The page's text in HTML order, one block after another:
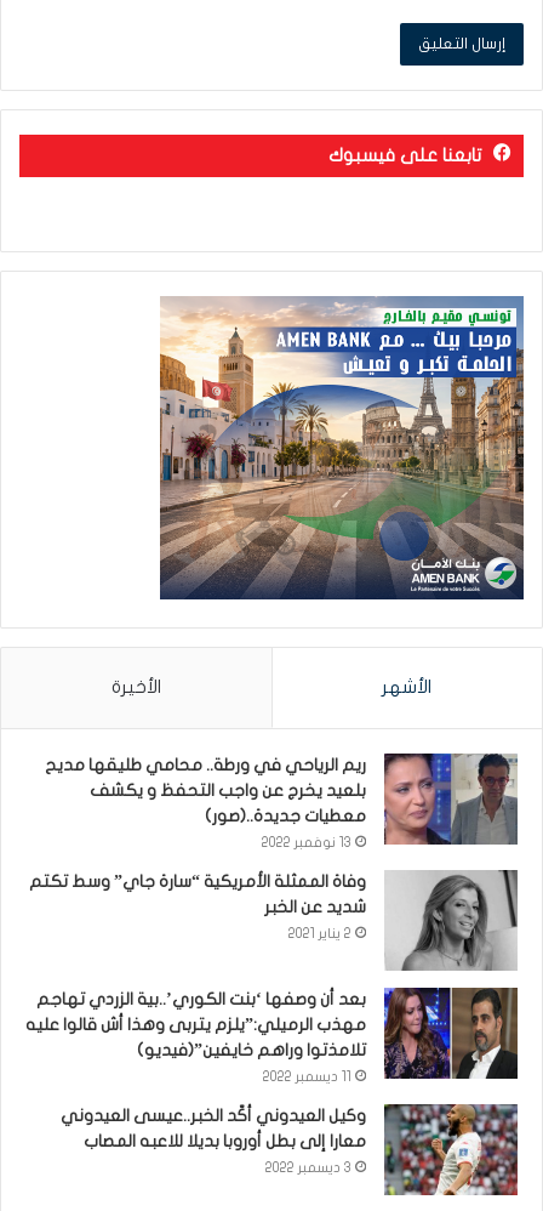
تابعنا على فيسبوك
الأشهر الأخيرة
ريم الرياحي في ورطة.. محامي طليقها مديح
بلعيد يخرج عن واجب التحفظ و يكشف
معطيات جديدة..(صور)
13 نوفمبر 2022
وفاة الممثلة الأمريكية “سارة جاي” وسط تكتم
شديد عن الخبر
2 يناير 2021
بعد أن وصفها ‘بنت الكوري’..بية الزردي تهاجم
مهذب الرميلي:”يلزم يتربى وهذا أش قالوا عليه
تلامذتوا وراهم خايفين”(فيديو)
وكيل العيدوني أكّد الخبر..عيسى العيدوني
معارا إلى بطل أوروبا بديلا للاعبه المصاب
3 ديسمبر 2022